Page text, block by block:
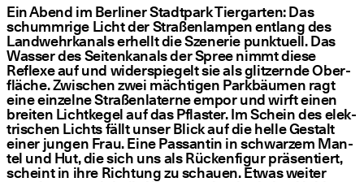
Ein Abend im Ber­li­ner Stadt­park Tier­gar­ten: Das
schumm­ri­ge Licht der Stra­ßen­lam­pen ent­lang des
Land­wehr­ka­nals erhellt die Sze­ne­rie punk­tu­ell. Das
Was­ser des Sei­ten­ka­nals der Spree nimmt die­se
Refle­xe auf und wider­spie­gelt sie als glit­zern­de Ober­
flä­che. Zwi­schen zwei mäch­ti­gen Park­bäu­men ragt
eine ein­zel­ne Stra­ßen­la­ter­ne empor und wirft einen
brei­ten Licht­ke­gel auf das Pflas­ter. Im Schein des elek­
tri­schen Lichts fällt unser Blick auf die hel­le Gestalt
einer jun­gen Frau. Eine Pas­san­tin in schwar­zem Man­
tel und Hut, die sich uns als Rücken­fi­gur prä­sen­tiert,
scheint in ihre Rich­tung zu schau­en. Etwas wei­ter